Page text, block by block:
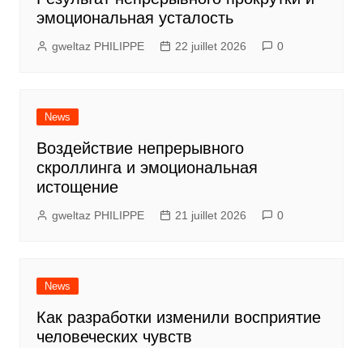
эмоциональная усталость
gweltaz PHILIPPE 22 juillet 2026 0
News
Воздействие непрерывного
скроллинга и эмоциональная
истощение
gweltaz PHILIPPE 21 juillet 2026 0
News
Как разработки изменили восприятие
человеческих чувств